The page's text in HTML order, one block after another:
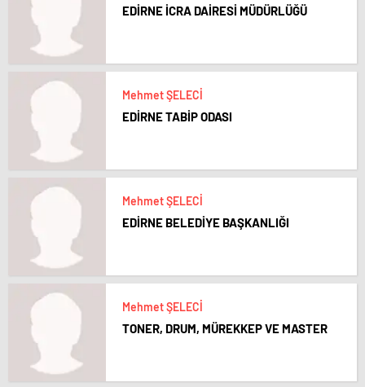
EDİRNE İCRA DAİRESİ MÜDÜRLÜĞÜ
Mehmet ŞELECİ
EDİRNE TABİP ODASI
Mehmet ŞELECİ
EDİRNE BELEDİYE BAŞKANLIĞI
Mehmet ŞELECİ
TONER, DRUM, MÜREKKEP VE MASTER